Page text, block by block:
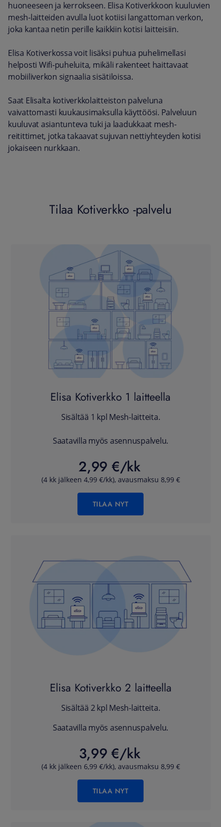
huoneeseen ja kerrokseen. Elisa Kotiverkkoon kuuluvien
mesh-laitteiden avulla luot kotiisi langattoman verkon,
joka kantaa netin perille kaikkiin kotisi laitteisiin.
Elisa Kotiverkossa voit lisäksi puhua puhelimellasi
helposti Wifi-puheluita, mikäli rakenteet haittavaat
mobiiliverkon signaalia sisätiloissa.
Saat Elisalta kotiverkkolaitteiston palveluna
vaivattomasti kuukausimaksulla käyttöösi. Palveluun
kuuluvat asiantunteva tuki ja laadukkaat mesh-
reitittimet, jotka takaavat sujuvan nettiyhteyden kotisi
jokaiseen nurkkaan.
Tilaa Kotiverkko -palvelu
Elisa Kotiverkko 1 laitteella
Sisältää 1 kpl Mesh-laitteita.
Saatavilla myös asennuspalvelu.
2,99 €/kk
(4 kk jälkeen 4,99 €/kk), avausmaksu 8,99 €
TILAA NYT
Elisa Kotiverkko 2 laitteella
Sisältää 2 kpl Mesh-laitteita.
Saatavilla myös asennuspalvelu.
3,99 €/kk
(4 kk jälkeen 6,99 €/kk), avausmaksu 8,99 €
TILAA NYT